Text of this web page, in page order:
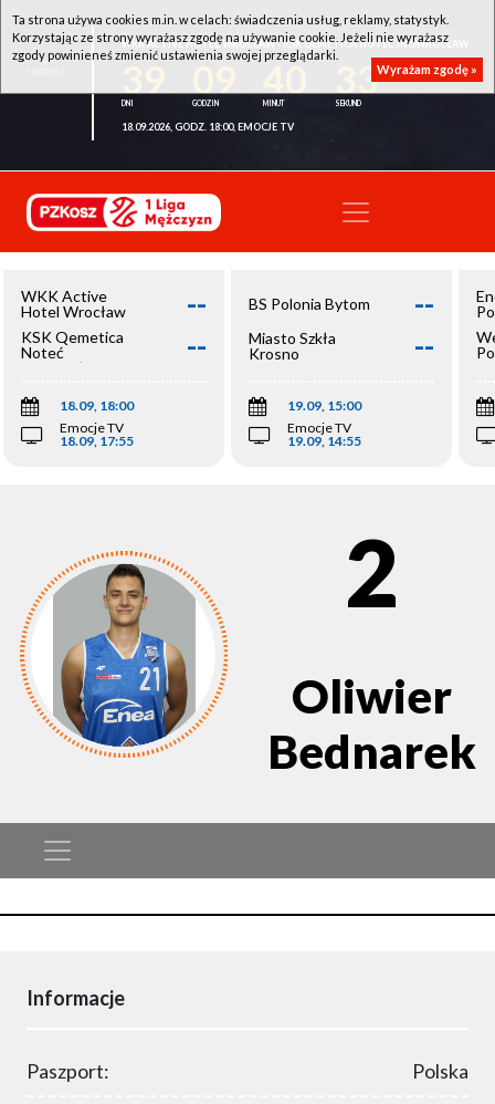
WKK ACTIVE HOTEL WROCŁAW - KSK QEMETICA NOTEĆ INOWROCŁAW
33
18.09.2026, GODZ. 18:00, EMOCJE TV
WKK Active
Hotel Wrocław
--
KSK Qemetica
Noteć
Inowrocław
--
18.09, 18:00
Emocje TV
18.09, 17:55
BS Polonia Bytom --
Miasto Szkła
Krosno
--
19.09, 15:00
Emocje TV
19.09, 14:55
2
Oliwier
Bednarek
Informacje
Paszport: Polska
Ta strona używa cookies m.in. w celach: świadczenia usług, reklamy, statystyk.
Korzystając ze strony wyrażasz zgodę na używanie cookie. Jeżeli nie wyrażasz
zgody powinieneś zmienić ustawienia swojej przeglądarki.
Wyrażam zgodę »